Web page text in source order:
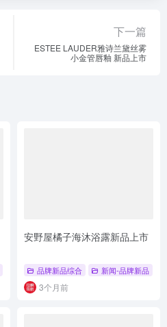
下一篇
ESTEE LAUDER雅诗兰黛丝雾
小金管唇釉 新品上市
# 新品上市 # 彩妆 # 眼影
安野屋橘子海沐浴露新品上市
品牌新品综合 新闻-品牌新品
3个月前